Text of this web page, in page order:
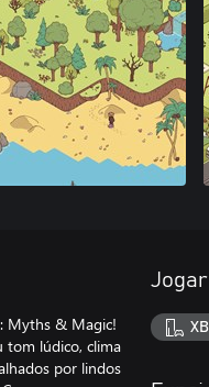
Myths & Magic!
tom lúdico, clima
por lindos